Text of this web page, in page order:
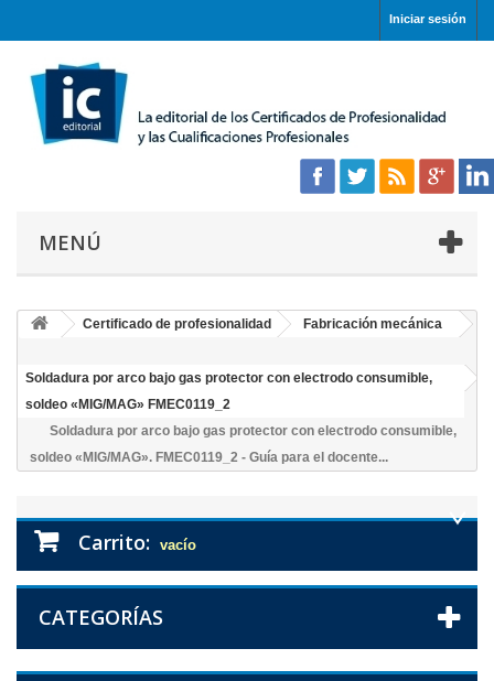
Iniciar sesión
MENÚ
Certificado de profesionalidad Fabricación mecánica
Soldadura por arco bajo gas protector con electrodo consumible,
soldeo «MIG/MAG» FMEC0119_2
Soldadura por arco bajo gas protector con electrodo consumible,
soldeo «MIG/MAG». FMEC0119_2 - Guía para el docente...
Carrito: vacío
CATEGORÍAS